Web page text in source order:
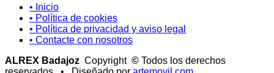
• Inicio
• Política de cookies
• Política de privacidad y aviso legal
• Contacte con nosotros
ALREX Badajoz Copyright © Todos los derechos